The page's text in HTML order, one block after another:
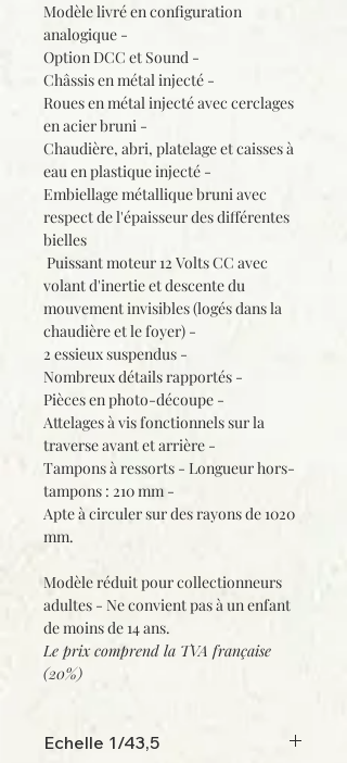
Modèle livré en configuration
analogique -
Option DCC et Sound -
Châssis en métal injecté -
Roues en métal injecté avec cerclages
en acier bruni -
Chaudière, abri, platelage et caisses à
eau en plastique injecté -
Embiellage métallique bruni avec
respect de l'épaisseur des différentes
bielles
Puissant moteur 12 Volts CC avec
volant d'inertie et descente du
mouvement invisibles (logés dans la
chaudière et le foyer) -
2 essieux suspendus -
Nombreux détails rapportés -
Pièces en photo-découpe -
Attelages à vis fonctionnels sur la
traverse avant et arrière -
Tampons à ressorts - Longueur hors-
tampons : 210 mm -
Apte à circuler sur des rayons de 1020
mm.
Modèle réduit pour collectionneurs
adultes - Ne convient pas à un enfant
de moins de 14 ans.
Le prix comprend la TVA française
(20%)
Echelle 1/43,5